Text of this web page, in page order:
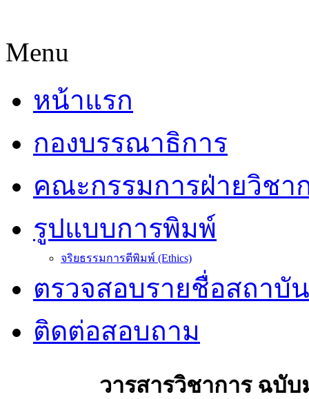
Menu
หน้าแรก
กองบรรณาธิการ
คณะกรรมการฝ่ายวิชา
รูปแบบการพิมพ์
จริยธรรมการตีพิมพ์ (Ethics)
ตรวจสอบรายชื่อสถาบั
ติดต่อสอบถาม
วารสารวิชาการ ฉบั